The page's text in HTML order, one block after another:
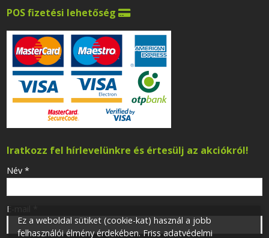
POS fizetési lehetőség 
Iratkozz fel hírlevelünkre és értesülj az akciókról!
-
-
Név *
E-mail
Ez a weboldal sütiket (cookie-kat) használ a jobb
felhasználói élmény érdekében. Friss adatvédelmi